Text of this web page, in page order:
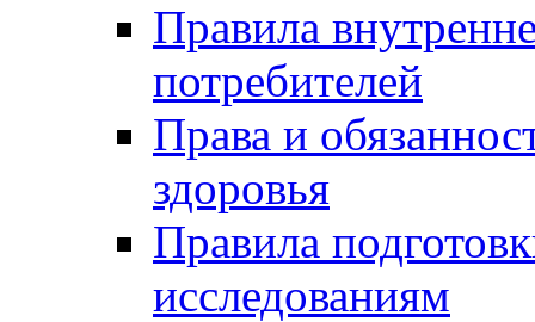
Правила
потребителей
Права и
здоровья
Правила
исследованиям